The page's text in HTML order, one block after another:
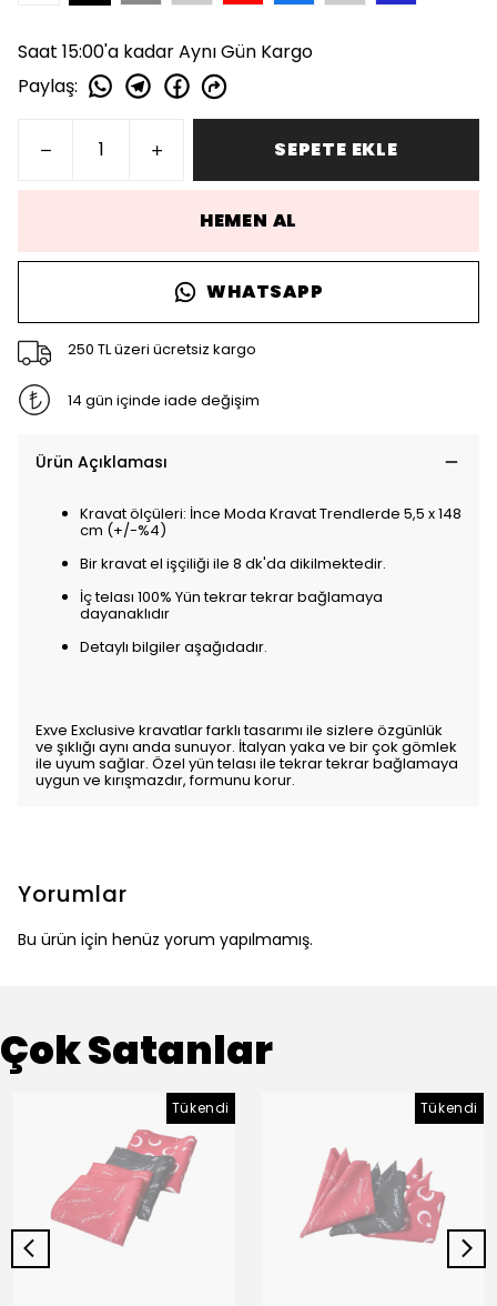
Saat 15:00'a kadar Aynı Gün Kargo
Paylaş:
SEPETE EKLE
HEMEN AL
WHATSAPP
250 TL üzeri ücretsiz kargo
14 gün içinde iade değişim
Ürün Açıklaması
Kravat ölçüleri: İnce Moda Kravat Trendlerde 5,5 x 148
cm (+/-%4)
Bir kravat el işçiliği ile 8 dk'da dikilmektedir.
İç telası 100% Yün tekrar tekrar bağlamaya
dayanaklıdır
Detaylı bilgiler aşağıdadır.
Exve Exclusive kravatlar farklı tasarımı ile sizlere özgünlük
ve şıklığı aynı anda sunuyor. İtalyan yaka ve bir çok gömlek
ile uyum sağlar. Özel yün telası ile tekrar tekrar bağlamaya
uygun ve kırışmazdır, formunu korur.
Yorumlar
Bu ürün için henüz yorum yapılmamış.
Çok Satanlar
Tükendi Tükendi